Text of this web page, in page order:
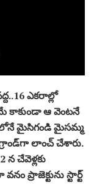
ఎకరాల్లో
కాకుండా ఆ వెంటనే
మైసిగండి మైసమ్మ
లాంచ్ చేశారు.
చేవెళ్లకు
ప్రాజెక్టును స్టార్ట్